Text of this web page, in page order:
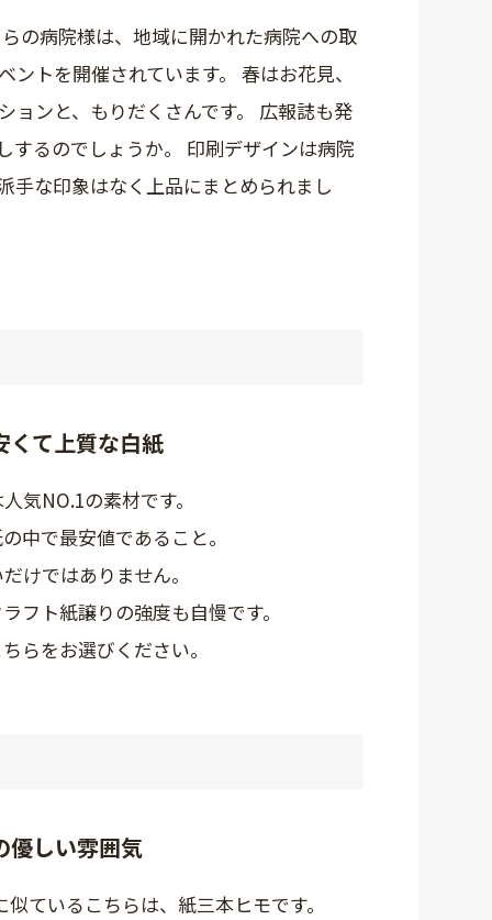
の病院様は、地域に開かれた病院への取
トを開催されています。 春はお花見、
ョンと、もりだくさんです。 広報誌も発
するのでしょうか。 印刷デザインは病院
な印象はなく上品にまとめられまし
くて上質な白紙
気NO.1の素材です。
中で最安値であること。
けではありません。
フト紙譲りの強度も自慢です。
らをお選びください。
優しい雰囲気
ているこちらは、紙三本ヒモです。